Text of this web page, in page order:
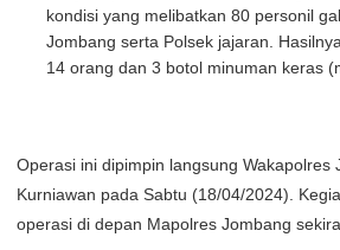
kondisi yang melibatkan 80 personil
Jombang serta Polsek jajaran.
14 orang dan 3 botol minuman keras
Operasi ini dipimpin langsung Wakapolres
Kurniawan pada Sabtu (18/04/2024).
operasi di depan Mapolres Jombang